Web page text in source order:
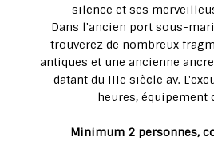
silence et ses
Dans l'ancien port sous-
trouverez de nombreux
antiques et une ancienne
datant du IIIe siècle av.
heures, équipement
Minimum 2 personnes,